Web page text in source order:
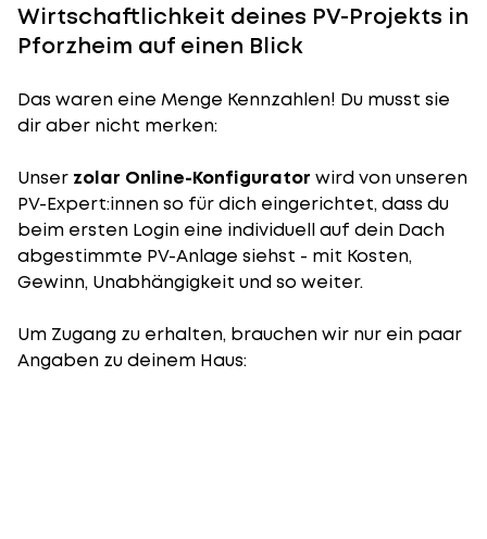
Wirtschaftlichkeit deines PV-Projekts in
Pforzheim auf einen Blick
Das waren eine Menge Kennzahlen! Du musst sie
dir aber nicht merken:
Unser zolar Online-Konfigurator wird von unseren
PV-Expert:innen so für dich eingerichtet, dass du
beim ersten Login eine individuell auf dein Dach
abgestimmte PV-Anlage siehst - mit Kosten,
Gewinn, Unabhängigkeit und so weiter.
Um Zugang zu erhalten, brauchen wir nur ein paar
Angaben zu deinem Haus: